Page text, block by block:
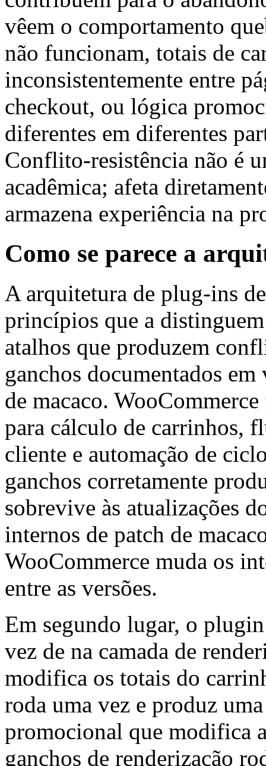
vêem o comportamento
não funcionam, totais de
inconsistentemente entre
checkout, ou lógica
diferentes em diferentes
Conflito-resistência não é
acadêmica; afeta
armazena experiência na
Como se parece a
A arquitetura de plug-ins
princípios que a distinguem
atalhos que produzem
ganchos documentados
de macaco.
para cálculo de carrinhos,
cliente e automação de
ganchos corretamente
sobrevive às atualizações
internos de patch de
WooCommerce muda os
entre as versões.
Em segundo lugar, o
vez de na camada de
modifica os totais do
roda uma vez e produz
promocional que modifica
ganchos de renderização